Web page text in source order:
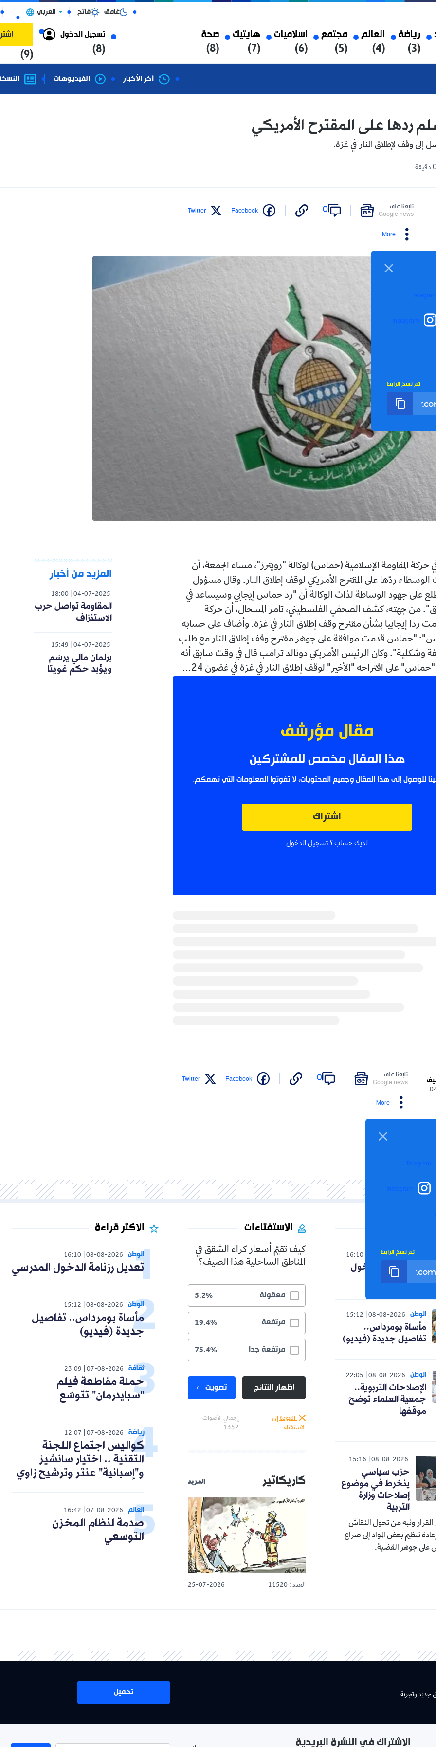
العالم
(4)
مجتمع
(5)
اسلاميات
(6)
هايتيك
(7)
صحة
(8)
تسجيل الدخول إشتراك
فاتح العربي الجزائر
آخر الأخبار الفيديوهات النسخة الورقية
على المقترح الأمريكي
النار في غزة.
0
Facebook
Twitter
الإسلامية (حماس) لوكالة "رويترز"، مساء الجمعة، أن
على المقترح الأمريكي لوقف إطلاق النار. وقال مسؤول
الوساطة لذات الوكالة أن "رد حماس إيجابي وسيساعد في
كشف الصحفي الفلسطيني، تامر المسحال، أن حركة
بشأن مقترح وقف إطلاق النار في غزة. وأضاف على حسابه
قدمت موافقة على جوهر مقترح وقف إطلاق النار مع طلب
وكان الرئيس الأمريكي دونالد ترامب قال في وقت سابق أنه
اقتراحه "الأخير" لوقف إطلاق النار في غزة في غضون 24...
مقال مؤرشف
هذا المقال مخصص للمشتركين
إلى هذا المقال وجميع المحتويات، لا تفوتوا المعلومات التي تهمكم.
لديك حساب ؟تسجيل الدخول
المزيد من أخبار
18:00
المقاومة تواصل حرب
15:49
برلمان مالي يرسّم
ويؤبد حكم غويتا
على
Google
0
Facebook
Twitter
08-08-
16:10
الدخول
08-08-
15:12
(فيديو)
08-08-
22:05
التربوية..
توضح
08-08-
15:16
سياسي
في موضوع
وزارة
من تحول النقاش
المواد إلى صراع
الاستفتاءات
كيف تقيّم أسعار كراء الشقق في
المناطق الساحلية هذا الصيف؟
معقولة
مرتفعة جدا 75.4%
إظهار النتائج تصويت
إجمالي الأصوات :
كاريكاتير
الأكثر قراءة
08-08-2026
16:10
تعديل رزنامة الدخول المدرسي
08-08-2026
15:12
مأساة بومرداس.. تفاصيل
جديدة (فيديو)
07-08-2026
23:09
حملة مقاطعة فيلم
"سبايدرمان" تتوسّع
07-08-2026
12:07
كواليس اجتماع اللجنة
التقنية .. اختيار سانشيز
و"إسبانية" عنتر وترشيح زاوي
07-08-2026
16:42
صدمة لنظام المخزن
التوسعي
في النشرة البريدية